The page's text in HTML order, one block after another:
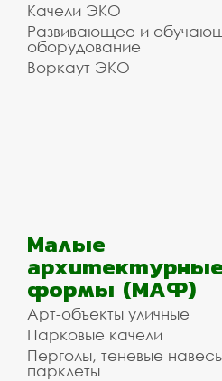
Качели ЭКО
Развивающее и
оборудование
Воркаут ЭКО
Малые
архитектурные
формы (МАФ)
Арт-объекты уличные
Парковые качели
Перголы, теневые
парклеты